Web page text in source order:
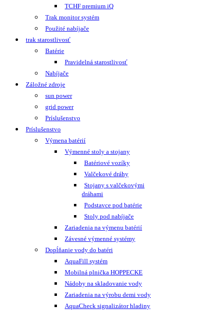
TCHF premium iQ
Trak monitor systém
Použité nabíjače
trak starostlivosť
Batérie
Pravidelná starostlivosť
Nabíjače
Záložné zdroje
sun power
grid power
Príslušenstvo
Príslušenstvo
Výmena batérií
Výmenné stoly a stojany
Batériové vozíky
Valčekové dráhy
Stojany s valčekovými
dráhami
Podstavce pod batérie
Stoly pod nabíjače
Zariadenia na výmenu batérií
Závesné výmenné systémy
Dopĺňanie vody do batéri
AquaFill systém
Mobilná plnička HOPPECKE
Nádoby na skladovanie vody
Zariadenia na výrobu demi vody
AquaCheck signalizátor hladiny